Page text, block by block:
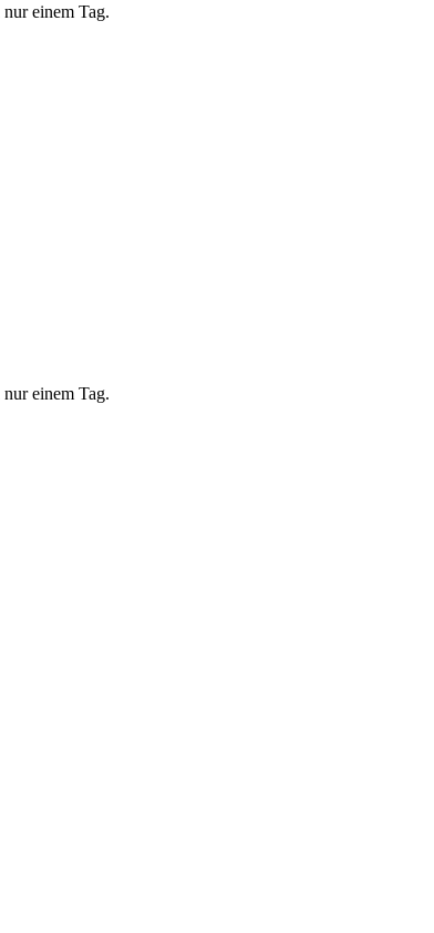
nur einem Tag.
nur einem Tag.